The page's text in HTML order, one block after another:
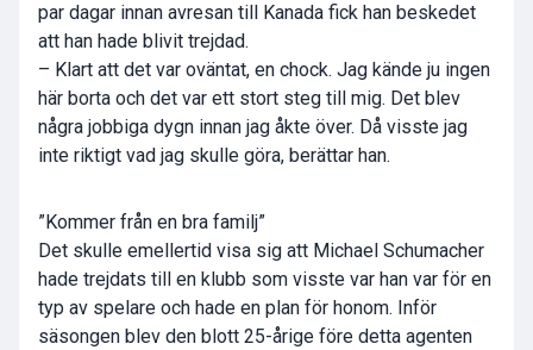
par dagar innan avresan till Kanada fick han beskedet
att han hade blivit trejdad.
– Klart att det var oväntat, en chock. Jag kände ju ingen
här borta och det var ett stort steg till mig. Det blev
några jobbiga dygn innan jag åkte över. Då visste jag
inte riktigt vad jag skulle göra, berättar han.
”Kommer från en bra familj”
Det skulle emellertid visa sig att Michael Schumacher
hade trejdats till en klubb som visste var han var för en
typ av spelare och hade en plan för honom. Inför
säsongen blev den blott 25-årige före detta agenten